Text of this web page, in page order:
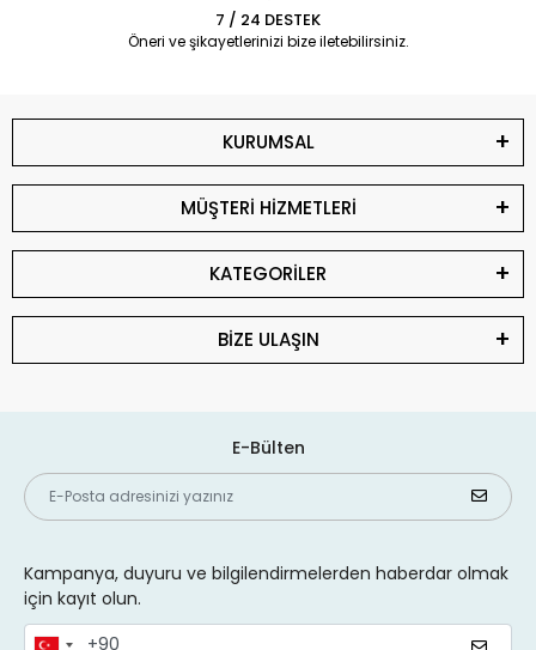
7 / 24 DESTEK
Öneri ve şikayetlerinizi bize iletebilirsiniz.
KURUMSAL
MÜŞTERİ HİZMETLERİ
KATEGORİLER
BİZE ULAŞIN
E-Bülten
Kampanya, duyuru ve bilgilendirmelerden haberdar olmak
için kayıt olun.